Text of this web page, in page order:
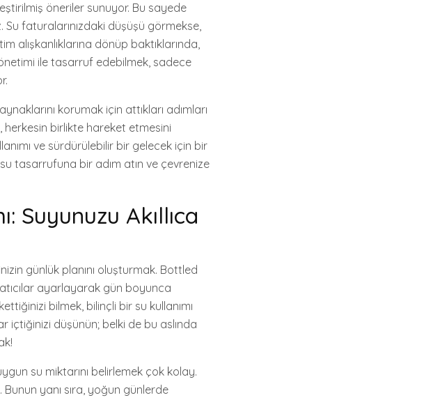
öneriler sunuyor. Bu sayede
faturalarınızdaki düşüşü görmekse,
alışkanlıklarına dönüp baktıklarında,
ile tasarruf edebilmek, sadece
korumak için attıkları adımları
birlikte hareket etmesini
ve sürdürülebilir bir gelecek için bir
tasarrufuna bir adım atın ve çevrenize
Suyunuzu Akıllıca
günlük planını oluşturmak. Bottled
ayarlayarak gün boyunca
bilmek, bilinçli bir su kullanımı
içtiğinizi düşünün; belki de bu aslında
su miktarını belirlemek çok kolay.
yanı sıra, yoğun günlerde